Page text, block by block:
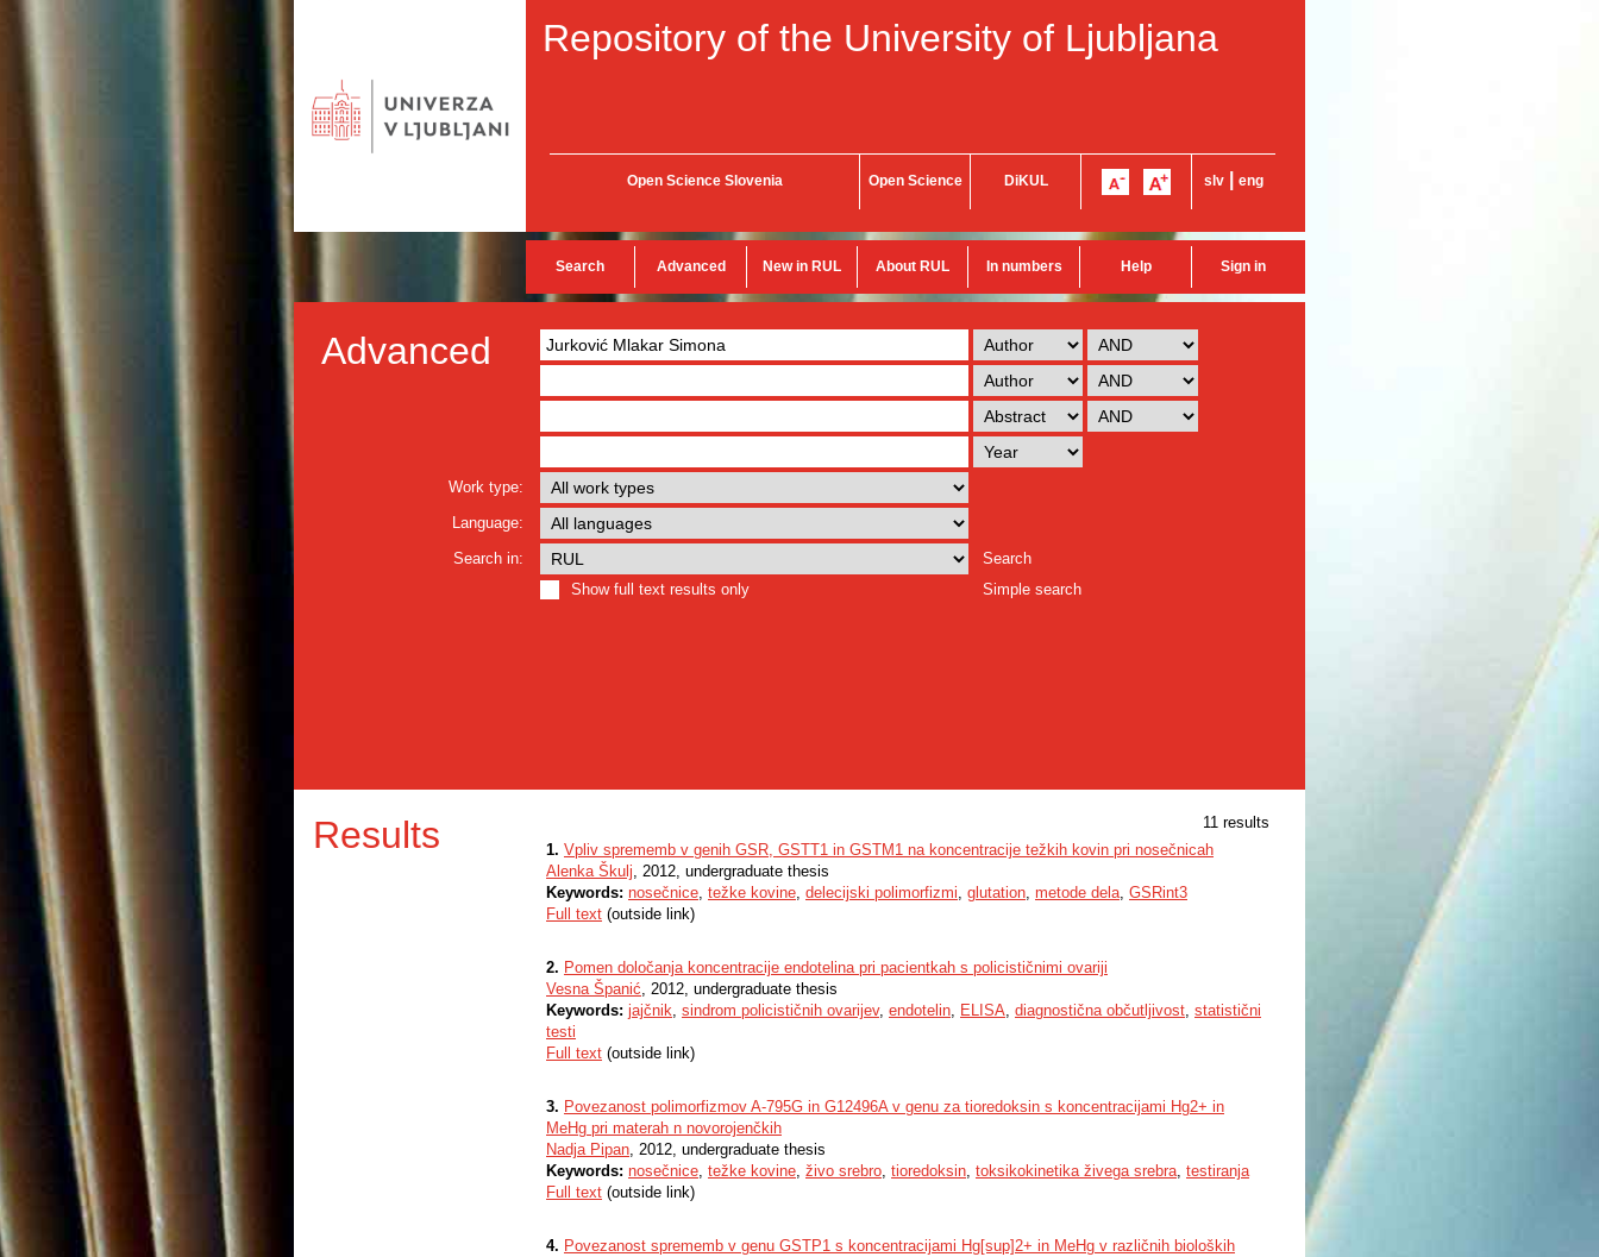
Repository of the University of Ljubljana
Open Science Slovenia Open Science DiKUL slv eng
Search Advanced New in RUL About RUL In numbers Help Sign in
Advanced
Work type:
Language:
Search in:
Search
Show full text results only
Simple search
Results
11 results
1. Vpliv sprememb v genih GSR, GSTT1 in GSTM1 na koncentracije težkih kovin pri nosečnicah
Alenka Škulj, 2012, undergraduate thesis
Keywords: nosečnice, težke kovine, delecijski polimorfizmi, glutation, metode dela, GSRint3
Full text (outside link)
2. Pomen določanja koncentracije endotelina pri pacientkah s policističnimi ovariji
Vesna Španić, 2012, undergraduate thesis
Keywords: jajčnik, sindrom policističnih ovarijev, endotelin, ELISA, diagnostična občutljivost, statistični
testi
Full text (outside link)
3. Povezanost polimorfizmov A-795G in G12496A v genu za tioredoksin s koncentracijami Hg2+ in
MeHg pri materah n novorojenčkih
Nadja Pipan, 2012, undergraduate thesis
Keywords: nosečnice, težke kovine, živo srebro, tioredoksin, toksikokinetika živega srebra, testiranja
Full text (outside link)
4. Povezanost sprememb v genu GSTP1 s koncentracijami Hg[sup]2+ in MeHg v različnih bioloških